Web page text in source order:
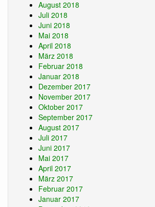
August 2018
Juli 2018
Juni 2018
Mai 2018
April 2018
März 2018
Februar 2018
Januar 2018
Dezember 2017
November 2017
Oktober 2017
September 2017
August 2017
Juli 2017
Juni 2017
Mai 2017
April 2017
März 2017
Februar 2017
Januar 2017